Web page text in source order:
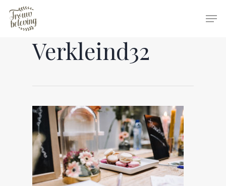
Hit enter to search or ESC to close
Verkleind32